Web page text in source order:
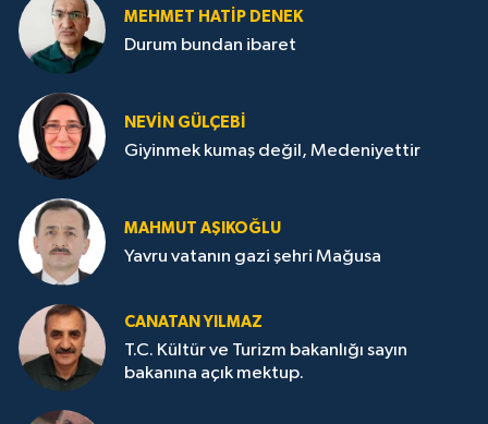
MEHMET HATİP DENEK
Durum bundan ibaret
NEVİN GÜLÇEBİ
Giyinmek kumaş değil, Medeniyettir
MAHMUT AŞIKOĞLU
Yavru vatanın gazi şehri Mağusa
CANATAN YILMAZ
T.C. Kültür ve Turizm bakanlığı sayın
bakanına açık mektup.